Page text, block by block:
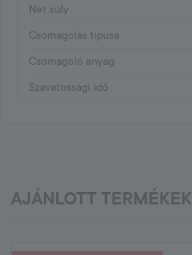
Net súly
Csomagolás típusa
Csomagoló anyag
Szavatossági idő
AJÁNLOTT TERMÉKEK